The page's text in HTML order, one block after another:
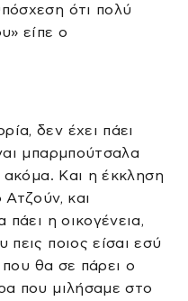
ότι πολύ
είπε ο
δεν έχει πάει
μπαρμπούτσαλα
ακόμα. Και η έκκληση
και
πάει η οικογένεια,
ποιος είσαι εσύ
που θα σε πάρει ο
που μιλήσαμε στο